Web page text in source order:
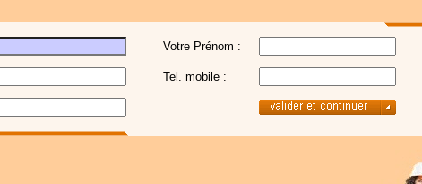
Votre Prénom :
Tel. mobile :